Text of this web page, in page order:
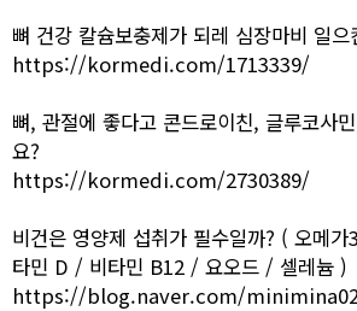
뼈 건강 칼슘보충제가 되레 심장마비 일으
https://kormedi.com/1713339/
뼈, 관절에 좋다고 콘드로이친, 글루코사
요?
https://kormedi.com/2730389/
비건은 영양제 섭취가 필수일까? ( 오메
타민 D / 비타민 B12 / 요오드 / 셀레늄 )
https://blog.naver.com/